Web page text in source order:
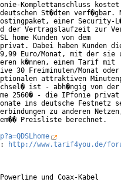
Komplettanschluss
St�dten verf�gbar.
einer Security-
der Vertragslaufzeit zur
Kunden von dem
Dabei haben Kunden
Euro/Monat, mit der sie
k�nnen, einem Tarif mit
30 Freiminuten/Monat oder
attraktiven
ist - abh�ngig von
2560� - die IPfonie
ins deutsche Festnetz
zu anderen
gem�� Preisliste
http://www.tarif4you.de/
und Coax-Kabel